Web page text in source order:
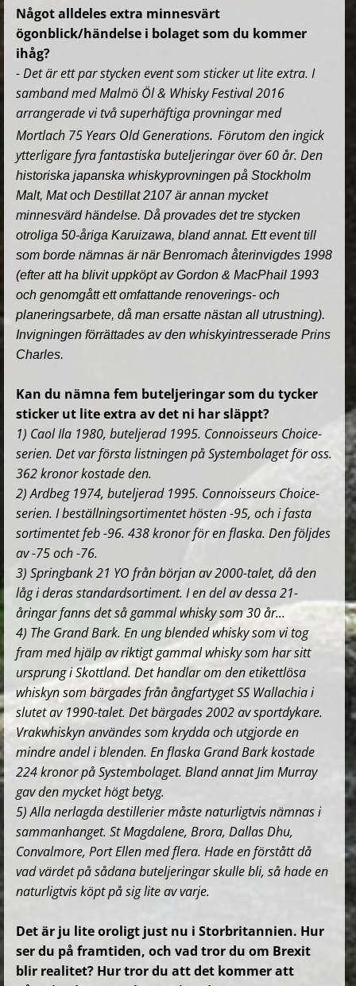
Något alldeles extra minnesvärt
ögonblick/händelse i bolaget som du kommer
ihåg?
- Det är ett par stycken event som sticker ut lite extra. I
samband med Malmö Öl & Whisky Festival 2016
arrangerade vi två superhäftiga provningar med
Mortlach 75 Years Old Generations. Förutom den ingick
ytterligare fyra fantastiska buteljeringar över 60 år. Den
historiska japanska whiskyprovningen på Stockholm
Malt, Mat och Destillat 2107 är annan mycket
minnesvärd händelse. Då provades det tre stycken
otroliga 50-åriga Karuizawa, bland annat. Ett event till
som borde nämnas är när Benromach återinvigdes 1998
(efter att ha blivit uppköpt av Gordon & MacPhail 1993
och genomgått ett omfattande renoverings- och
planeringsarbete, då man ersatte nästan all utrustning).
Invigningen förrättades av den whiskyintresserade Prins
Charles.
Kan du nämna fem buteljeringar som du tycker
sticker ut lite extra av det ni har släppt?
1) Caol Ila 1980, buteljerad 1995. Connoisseurs Choice-
serien. Detvar första listningen på Systembolaget för oss.
362 kronor kostade den.
2) Ardbeg 1974, buteljerad 1995. Connoisseurs Choice-
serien. I beställningsortimentet hösten -95, och i fasta
sortimentet feb -96. 438 kronor för en flaska. Den följdes
av -75 och -76.
3) Springbank 21 YO från början av 2000-talet, då den
låg i deras standardsortiment. I en del av dessa 21-
åringar fanns det så gammal whisky som 30 år...
4) The Grand Bark. En ung blended whisky som vi tog
fram med hjälp av riktigt gammal whisky som har sitt
ursprung i Skottland. Det handlar om den etikettlösa
whiskyn som bärgades från ångfartyget SS Wallachia i
slutet av 1990-talet. Det bärgades2002 av sportdykare.
Vrakwhiskyn användes som krydda och utgjorde en
mindre andel i blenden. En flaska Grand Bark kostade
224 kronor på Systembolaget. Bland annat Jim Murray
gav den mycket högt betyg.
5) Alla nerlagda destillerier måste naturligtvis nämnas i
sammanhanget. St Magdalene, Brora, Dallas Dhu,
Convalmore, Port Ellen med flera. Hade en förstått då
vad värdet på sådana buteljeringar skulle bli, så hade en
naturligtvis köpt på sig lite av varje.
Det är ju lite oroligt just nu i Storbritannien. Hur
ser du på framtiden, och vad tror du om Brexit
blir realitet? Hur tror du att det kommer att